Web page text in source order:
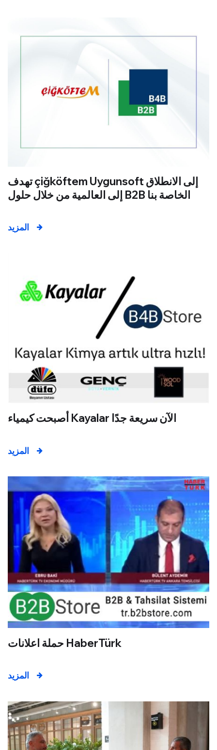
تهدف çiğköftem Uygunsoft إلى الانطلاق
إلى العالمية من خلال حلول B2B الخاصة بنا
المزيد
أصبحت كيمياء Kayalar الآن سريعة جدًا
المزيد
حملة اعلانات HaberTürk
المزيد